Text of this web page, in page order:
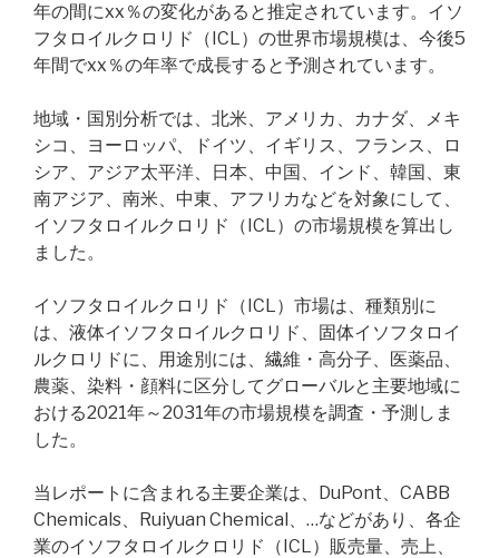
年の間にxx％の変化があると推定されています。イソ
フタロイルクロリド（ICL）の世界市場規模は、今後5
年間でxx％の年率で成長すると予測されています。
地域・国別分析では、北米、アメリカ、カナダ、メキ
シコ、ヨーロッパ、ドイツ、イギリス、フランス、ロ
シア、アジア太平洋、日本、中国、インド、韓国、東
南アジア、南米、中東、アフリカなどを対象にして、
イソフタロイルクロリド（ICL）の市場規模を算出し
ました。
イソフタロイルクロリド（ICL）市場は、種類別に
は、液体イソフタロイルクロリド、固体イソフタロイ
ルクロリドに、用途別には、繊維・高分子、医薬品、
農薬、染料・顔料に区分してグローバルと主要地域に
おける2021年～2031年の市場規模を調査・予測しま
した。
当レポートに含まれる主要企業は、DuPont、CABB
Chemicals、Ruiyuan Chemical、…などがあり、各企
業のイソフタロイルクロリド（ICL）販売量、売上、